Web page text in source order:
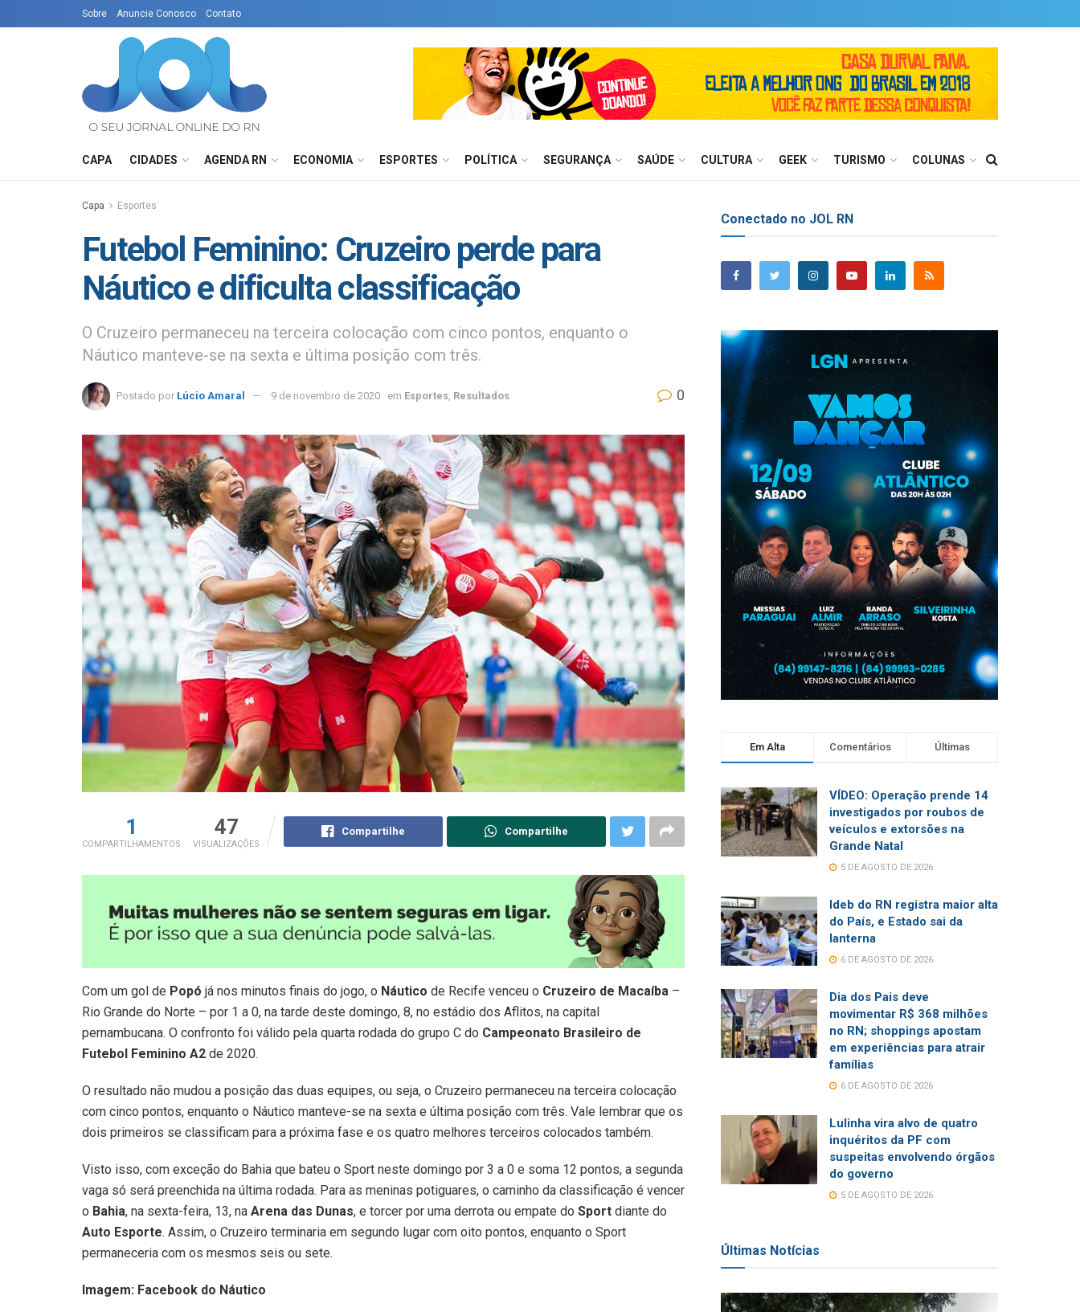
Sobre Anuncie Conosco Contato
CAPA CIDADES AGENDA RN ECONOMIA ESPORTES POLÍTICA SEGURANÇA SAÚDE CULTURA GEEK TURISMO COLUNAS
Capa Esportes
Futebol Feminino: Cruzeiro perde para
Náutico e dificulta classificação
O Cruzeiro permaneceu na terceira colocação com cinco pontos, enquanto o
Náutico manteve-se na sexta e última posição com três.
Postado por Lúcio Amaral 9 de novembro de 2020 em Esportes Resultados 0
1
COMPARTILHAMENTOS
47
VISUALIZAÇÕES
Compartilhe Compartilhe
Com um gol de Popó já nos minutos finais do jogo, o Náutico de Recife venceu o Cruzeiro de Macaíba –
Rio Grande do Norte – por 1 a 0, na tarde deste domingo, 8, no estádio dos Aflitos, na capital
pernambucana. O confronto foi válido pela quarta rodada do grupo C do Campeonato Brasileiro de
Futebol Feminino A2 de 2020.
O resultado não mudou a posição das duas equipes, ou seja, o Cruzeiro permaneceu na terceira colocação
com cinco pontos, enquanto o Náutico manteve-se na sexta e última posição com três. Vale lembrar que os
dois primeiros se classificam para a próxima fase e os quatro melhores terceiros colocados também.
Visto isso, com exceção do Bahia que bateu o Sport neste domingo por 3 a 0 e soma 12 pontos, a segunda
vaga só será preenchida na última rodada. Para as meninas potiguares, o caminho da classificação é vencer
o Bahia, na sexta-feira, 13, na Arena das Dunas, e torcer por uma derrota ou empate do Sport diante do
Auto Esporte. Assim, o Cruzeiro terminaria em segundo lugar com oito pontos, enquanto o Sport
permaneceria com os mesmos seis ou sete.
Imagem: Facebook do Náutico
Conectado no JOL RN
Em Alta Comentários Últimas
VÍDEO: Operação prende 14
investigados por roubos de
veículos e extorsões na
Grande Natal
5 DE AGOSTO DE 2026
Ideb do RN registra maior alta
do País, e Estado sai da
lanterna
6 DE AGOSTO DE 2026
Dia dos Pais deve
movimentar R$ 368 milhões
no RN; shoppings apostam
em experiências para atrair
famílias
6 DE AGOSTO DE 2026
Lulinha vira alvo de quatro
inquéritos da PF com
suspeitas envolvendo órgãos
do governo
5 DE AGOSTO DE 2026
Últimas Notícias